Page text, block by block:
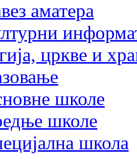
аматера
цркве и
школе
школе
школа